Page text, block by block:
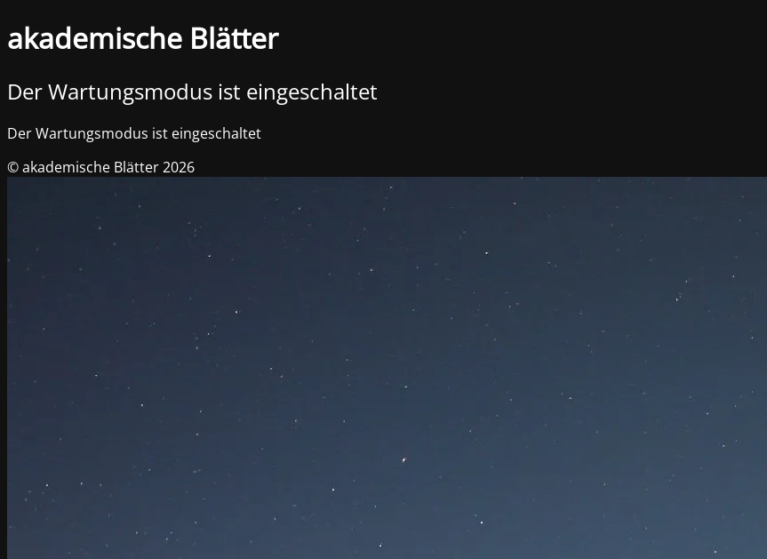
akademische Blätter
Der Wartungsmodus ist eingeschaltet
Der Wartungsmodus ist eingeschaltet
© akademische Blätter 2026